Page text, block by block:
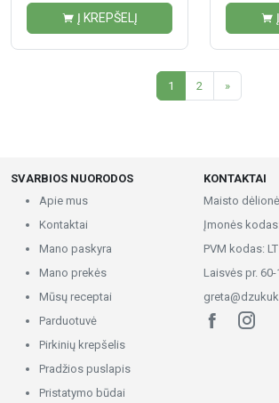
Į KREPŠELĮ
1 2 »
SVARBIOS NUORODOS
Apie mus
Kontaktai
Mano paskyra
Mano prekės
Mūsų receptai
Parduotuvė
Pirkinių krepšelis
Pradžios puslapis
Pristatymo būdai
KONTAKTAI
Maisto
Įmonės
PVM kodas:
Laisvės pr. 60-